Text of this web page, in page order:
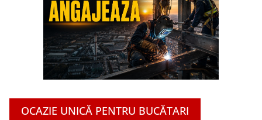
OCAZIE UNICĂ PENTRU BUCĂTARI